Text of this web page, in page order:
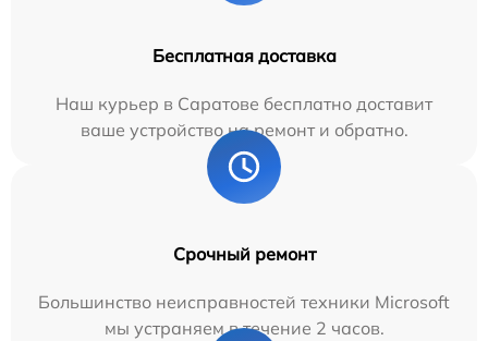
Бесплатная доставка
Наш курьер в Саратове бесплатно доставит
ваше устройство на ремонт и обратно.
Срочный ремонт
Большинство неисправностей техники Microsoft
мы устраняем в течение 2 часов.